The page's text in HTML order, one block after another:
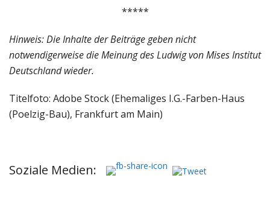
*****
Hinweis: Die Inhalte der Beiträge geben nicht
notwendigerweise die Meinung des Ludwig von Mises Institut
Deutschland wieder.
Titelfoto: Adobe Stock (Ehemaliges I.G.-Farben-Haus
(Poelzig-Bau), Frankfurt am Main)
Soziale Medien: